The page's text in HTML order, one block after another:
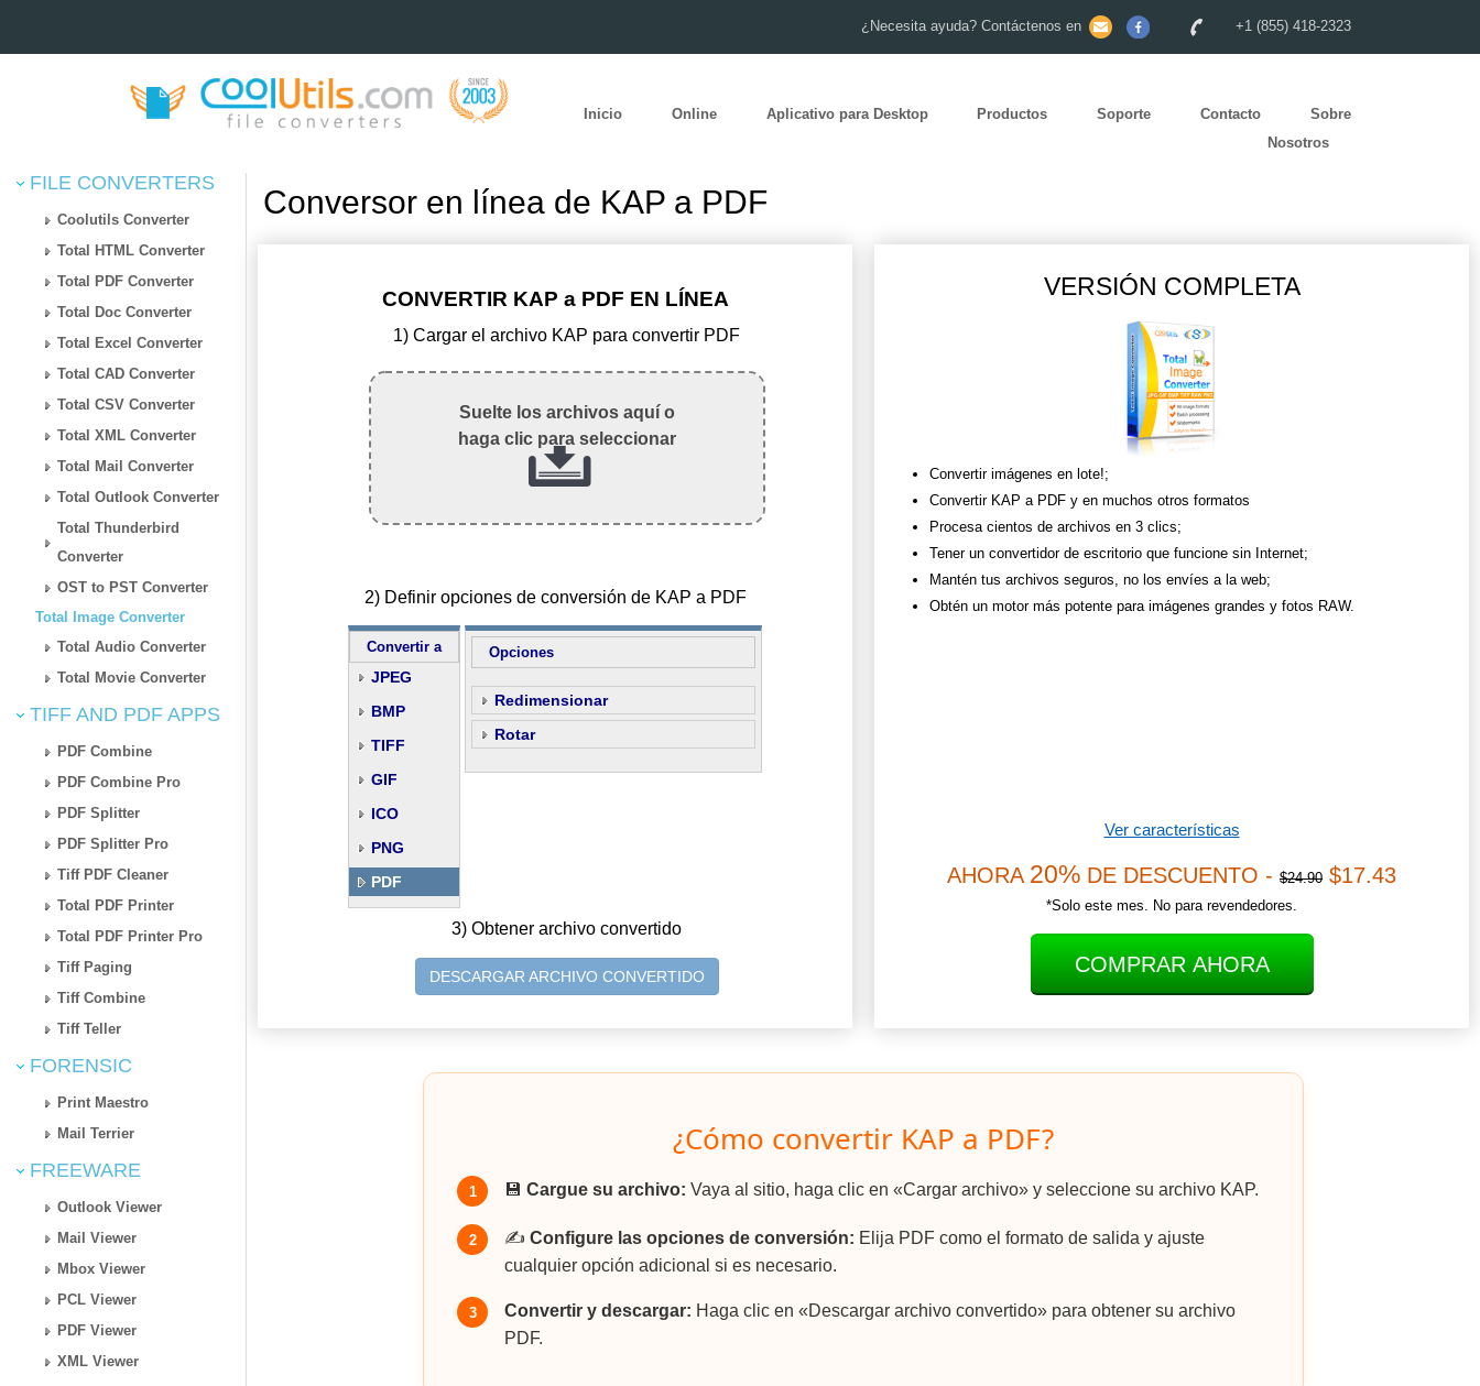
¿Necesita ayuda? Contáctenos en +1 (855) 418-2323
Inicio Online Aplicativo para Desktop Productos Soporte Contacto
Sobre
Nosotros
FILE CONVERTERS
Coolutils Converter
Total HTML Converter
Total PDF Converter
Total Doc Converter
Total Excel Converter
Total CAD Converter
Total CSV Converter
Total XML Converter
Total Mail Converter
Total Outlook Converter
Total Thunderbird
Converter
OST to PST Converter
Total Image Converter
Total Audio Converter
Total Movie Converter
TIFF AND PDF APPS
PDF Combine
PDF Combine Pro
PDF Splitter
PDF Splitter Pro
Tiff PDF Cleaner
Total PDF Printer
Total PDF Printer Pro
Tiff Paging
Tiff Combine
Tiff Teller
FORENSIC
Print Maestro
Mail Terrier
FREEWARE
Outlook Viewer
Mail Viewer
Mbox Viewer
PCL Viewer
PDF Viewer
XML Viewer
Conversor en línea de KAP a PDF
CONVERTIR KAP a PDF EN LÍNEA
1) Cargar el archivo KAP para convertir PDF
Suelte los archivos aquí o
haga clic para seleccionar
2) Definir opciones de conversión de KAP a PDF
Convertir a
JPEG
BMP
TIFF
GIF
ICO
PNG
PDF
Opciones
Redimensionar
Rotar
3) Obtener archivo convertido
DESCARGAR ARCHIVO CONVERTIDO
VERSIÓN COMPLETA
Convertir imágenes en lote!;
Convertir KAP a PDF y en muchos otros formatos
Procesa cientos de archivos en 3 clics;
Tener un convertidor de escritorio que funcione sin Internet;
Mantén tus archivos seguros, no los envíes a la web;
Obtén un motor más potente para imágenes grandes y fotos RAW.
Ver características
AHORA 20% DE DESCUENTO - $24.90 $17.43
*Solo este mes. No para revendedores.
COMPRAR AHORA
¿Cómo convertir KAP a PDF?
1 💾 Cargue su archivo: Vaya al sitio, haga clic en «Cargar archivo» y seleccione su archivo KAP.
2 ✍️ Configure las opciones de conversión: Elija PDF como el formato de salida y ajuste
cualquier opción adicional si es necesario.
3 Convertir y descargar: Haga clic en «Descargar archivo convertido» para obtener su archivo
PDF.